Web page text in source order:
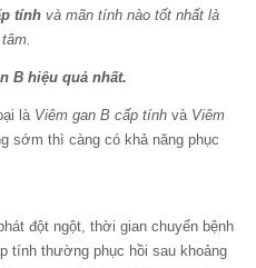
tính và mãn tính nào tốt nhất là
B hiệu quả nhất.
làViêm gan B cấp tính và Viêm
sớm thì càng có khả năng phục
đột ngột, thời gian chuyển bệnh
tính thường phục hồi sau khoảng